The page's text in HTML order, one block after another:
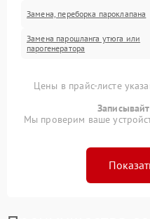
Замена, переборка пароклапана
Замена парошланга утюга или
парогенератора
Цены в прайс-листе
Мы проверим ваше